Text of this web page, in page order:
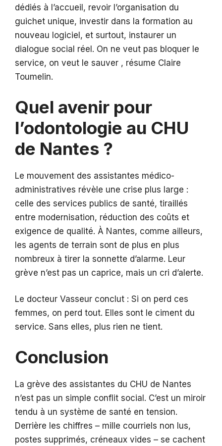
dédiés à l’accueil, revoir l’organisation du
guichet unique, investir dans la formation au
nouveau logiciel, et surtout, instaurer un
dialogue social réel. On ne veut pas bloquer le
service, on veut le sauver , résume Claire
Toumelin.
Quel avenir pour
l’odontologie au CHU
de Nantes ?
Le mouvement des assistantes médico-
administratives révèle une crise plus large :
celle des services publics de santé, tiraillés
entre modernisation, réduction des coûts et
exigence de qualité. À Nantes, comme ailleurs,
les agents de terrain sont de plus en plus
nombreux à tirer la sonnette d’alarme. Leur
grève n’est pas un caprice, mais un cri d’alerte.
Le docteur Vasseur conclut : Si on perd ces
femmes, on perd tout. Elles sont le ciment du
service. Sans elles, plus rien ne tient.
Conclusion
La grève des assistantes du CHU de Nantes
n’est pas un simple conflit social. C’est un miroir
tendu à un système de santé en tension.
Derrière les chiffres – mille courriels non lus,
postes supprimés, créneaux vides – se cachent